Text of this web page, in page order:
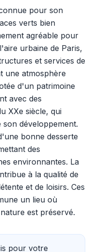
pour son
verts bien
agréable pour
urbaine de Paris,
et services de
une atmosphère
d'un patrimoine
avec des
XXe siècle, qui
développement.
bonne desserte
des
environnantes. La
à la qualité de
et de loisirs. Ces
un lieu où
est préservé.
pour votre